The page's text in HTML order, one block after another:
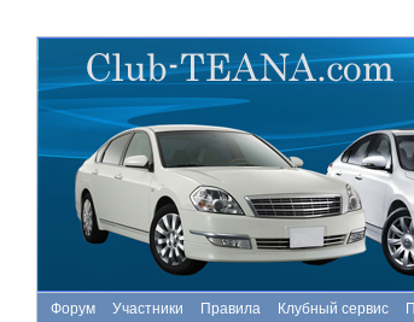
Форум Участники Правила Клубный сервис